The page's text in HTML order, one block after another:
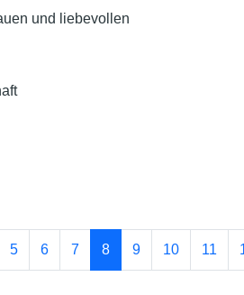
und liebevollen
5 6 7 8 9 10 11